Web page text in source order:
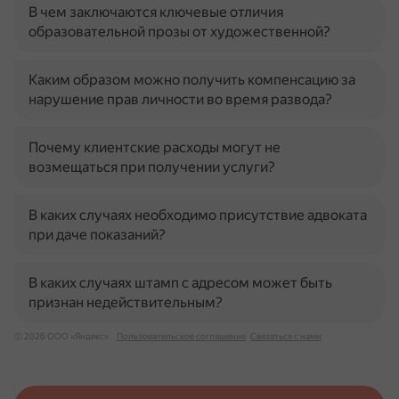
В чем заключаются ключевые отличия
образовательной прозы от художественной?
Каким образом можно получить компенсацию за
нарушение прав личности во время развода?
Почему клиентские расходы могут не
возмещаться при получении услуги?
В каких случаях необходимо присутствие адвоката
при даче показаний?
В каких случаях штамп с адресом может быть
признан недействительным?
© 2026 ООО «Яндекс» Пользовательское соглашение Связаться с нами